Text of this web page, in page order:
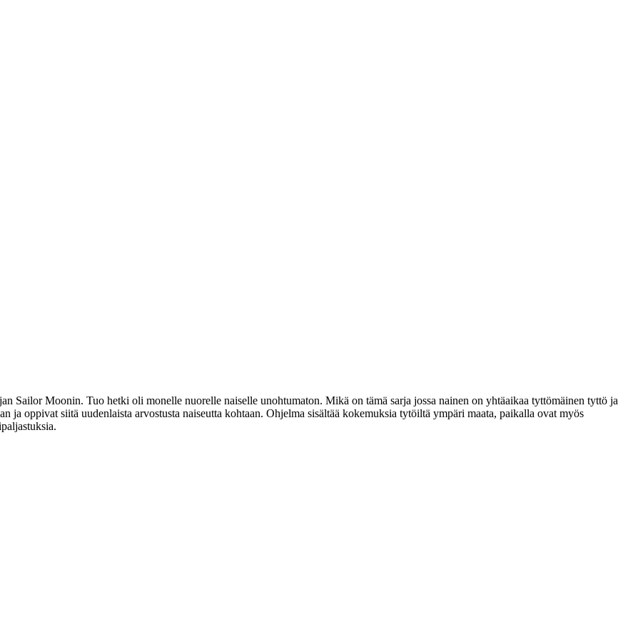
Sailor Moonin. Tuo hetki oli monelle nuorelle naiselle unohtumaton. Mikä on tämä sarja jossa nainen on yhtäaikaa tyttömäinen tyttö ja
ja oppivat siitä uudenlaista arvostusta naiseutta kohtaan. Ohjelma sisältää kokemuksia tytöiltä ympäri maata, paikalla ovat myös